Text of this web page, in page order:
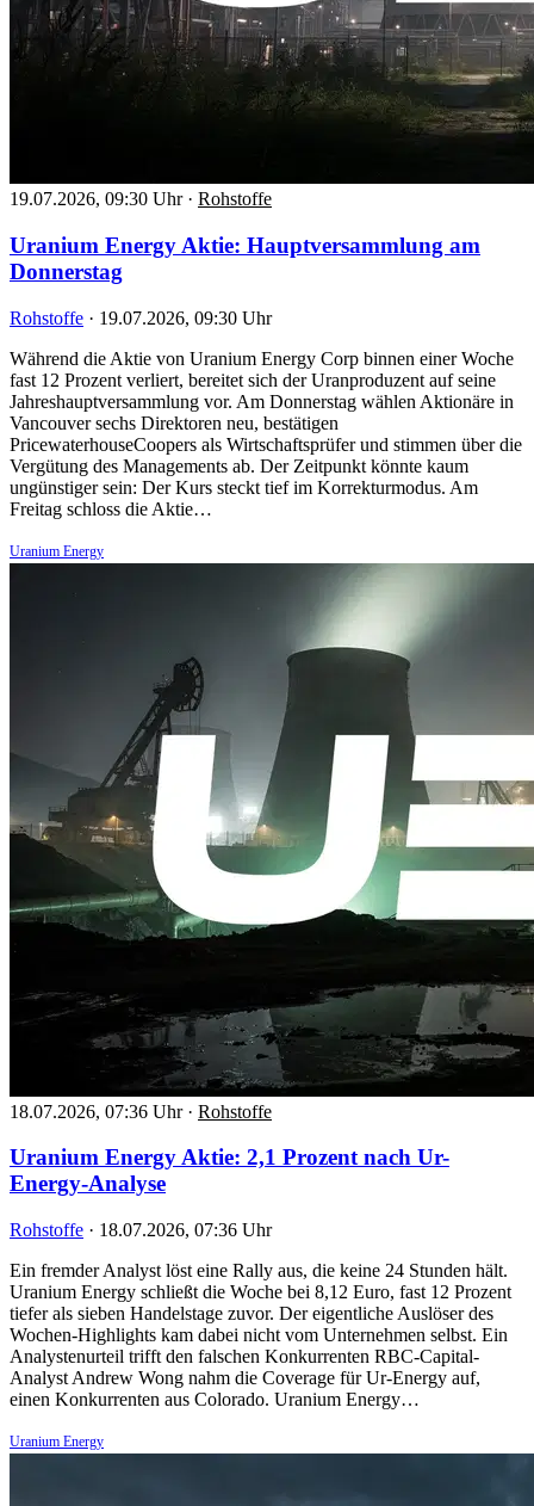
19.07.2026, 09:30 Uhr · Rohstoffe
Uranium Energy Aktie: Hauptversammlung am
Donnerstag
Rohstoffe · 19.07.2026, 09:30 Uhr
Während die Aktie von Uranium Energy Corp binnen einer Woche
fast 12 Prozent verliert, bereitet sich der Uranproduzent auf seine
Jahreshauptversammlung vor. Am Donnerstag wählen Aktionäre in
Vancouver sechs Direktoren neu, bestätigen
PricewaterhouseCoopers als Wirtschaftsprüfer und stimmen über die
Vergütung des Managements ab. Der Zeitpunkt könnte kaum
ungünstiger sein: Der Kurs steckt tief im Korrekturmodus. Am
Freitag schloss die Aktie…
Uranium Energy
18.07.2026, 07:36 Uhr · Rohstoffe
Uranium Energy Aktie: 2,1 Prozent nach Ur-
Energy-Analyse
Rohstoffe · 18.07.2026, 07:36 Uhr
Ein fremder Analyst löst eine Rally aus, die keine 24 Stunden hält.
Uranium Energy schließt die Woche bei 8,12 Euro, fast 12 Prozent
tiefer als sieben Handelstage zuvor. Der eigentliche Auslöser des
Wochen-Highlights kam dabei nicht vom Unternehmen selbst. Ein
Analystenurteil trifft den falschen Konkurrenten RBC-Capital-
Analyst Andrew Wong nahm die Coverage für Ur-Energy auf,
einen Konkurrenten aus Colorado. Uranium Energy…
Uranium Energy